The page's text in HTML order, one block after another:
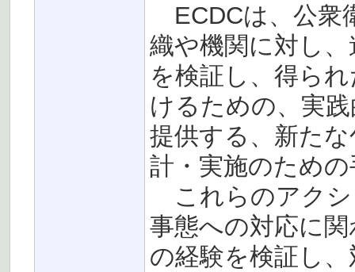
ECDCは、公衆
織や機関に対し
を検証し、得ら
けるための、実
提供する、新た
計・実施のため
これらのアクシ
事態への対応に
の経験を検証し